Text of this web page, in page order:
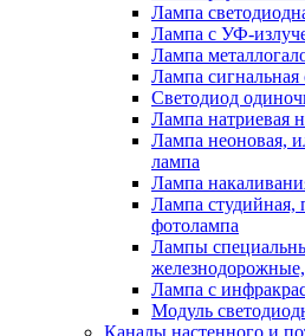
Лампа
Лампа с УФ-
Лампа
Лампа сигнальная
Светодиод
Лампа натриевая
Лампа неоновая,
лампа
Лампа
Лампа студийная,
фотолампа
Лампы
Лампа с
Модуль
Каналы настенного и